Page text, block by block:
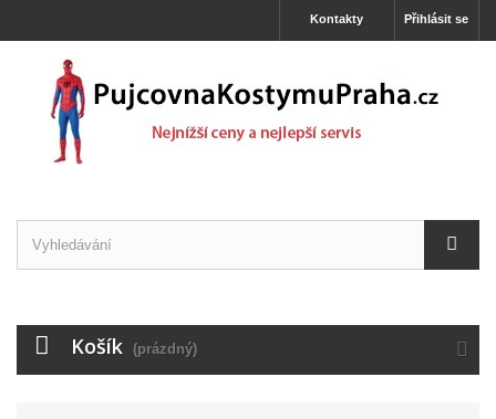
Přihlásit se
Kontakty
Košík (prázdný)